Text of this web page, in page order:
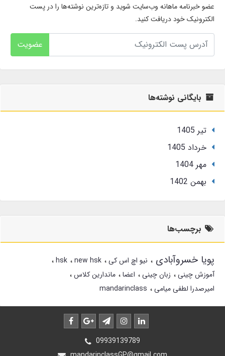
عضو خبرنامه ماهانه وب‌سایت شوید و تازه‌ترین نوشته‌ها را در پست
الکترونیک خود دریافت کنید.
عضویت
بایگانی نوشته‌ها
تير 1405
خرداد 1405
مهر 1404
بهمن 1402
برچسب‌ها
پویا خسروآبادی نیو اچ اس کی new hsk
hsk
آموزش چینی زبان چینی اعضا ماندارین کلاس
امیرصدرا لطفی میامی mandarinclass
09939139789